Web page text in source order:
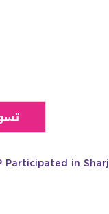
Participated in